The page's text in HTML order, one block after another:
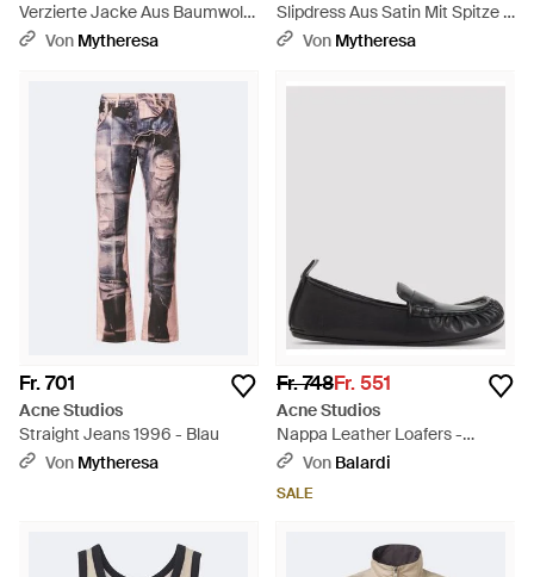
Verzierte Jacke Aus Baumwoll-
Cord - Schwarz
Von Mytheresa
Slipdress Aus Satin Mit Spitze -
Schwarz
Von Mytheresa
Fr. 701
Acne Studios
Straight Jeans 1996 - Blau
Von Mytheresa
Fr. 748Fr. 551
Acne Studios
Nappa Leather Loafers -
Schwarz
Von Balardi
SALE